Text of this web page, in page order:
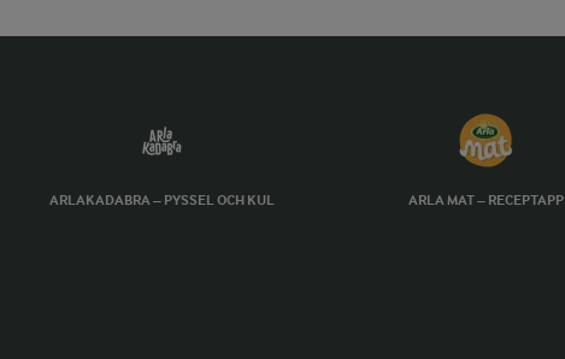
ARLAKADABRA – PYSSEL OCH KUL ARLA MAT – RECEPTAPP